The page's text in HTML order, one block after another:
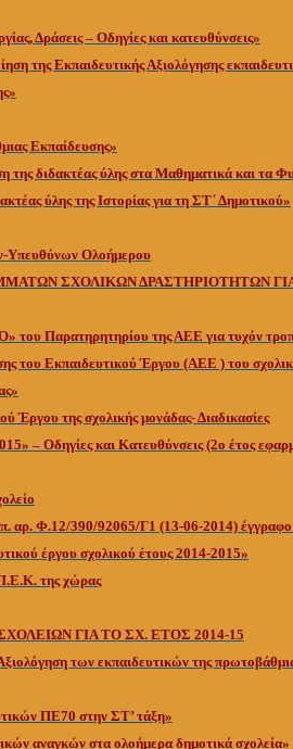
Δράσεις – Οδηγίες και κατευθύνσεις»
της Εκπαιδευτικής Αξιολόγησης
Εκπαίδευσης»
της διδακτέας ύλης στα Μαθηματικά και τα
ύλης της Ιστορίας για τη ΣΤ΄ Δημοτικού»
Υπευθύνων Ολοήμερου
ΣΧΟΛΙΚΩΝ ΔΡΑΣΤΗΡΙΟΤΗΤΩΝ
του Παρατηρητηρίου της ΑΕΕ για τυχόν
του Εκπαιδευτικού Έργου (ΑΕΕ ) του
Έργου της σχολικής μονάδας- Διαδικασίες
– Οδηγίες και Κατευθύνσεις (2ο έτος
αρ. Φ.12/390/92065/Γ1 (13-06-2014)
έργου σχολικού έτους 2014-2015»
της χώρας
ΓΙΑ ΤΟ ΣΧ. ΕΤΟΣ 2014-15
των εκπαιδευτικών της
ΠΕ70 στην ΣΤ’ τάξη»
αναγκών στα ολοήμερα δημοτικά σχολεία»